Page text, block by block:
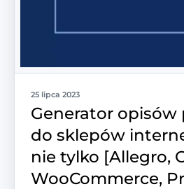
25 lipca 2023
Generator
do sklepów
nie tylko [Allegro,
WooCommerce,